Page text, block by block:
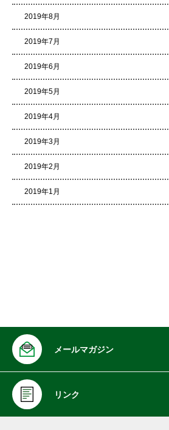
2019年8月
2019年7月
2019年6月
2019年5月
2019年4月
2019年3月
2019年2月
2019年1月
メールマガジン
リンク